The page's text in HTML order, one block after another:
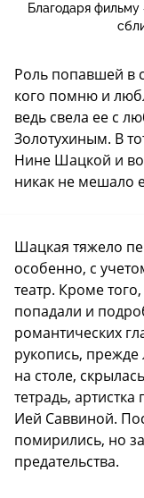
Благодаря
Роль попавшей в
кого помню и
ведь свела ее с
Золотухиным. В
Нине Шацкой и
никак не мешало
Шацкая тяжело
особенно, с
театр. Кроме
попадали и
романтических
рукопись,
на столе,
тетрадь,
Ией Саввиной.
помирились, но
предательства.